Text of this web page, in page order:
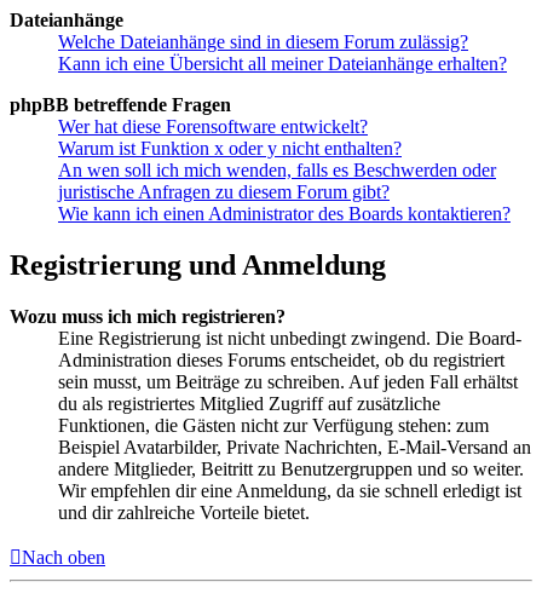
Dateianhänge
Welche Dateianhänge sind in diesem Forum zulässig?
Kann ich eine Übersicht all meiner Dateianhänge erhalten?
phpBB betreffende Fragen
Wer hat diese Forensoftware entwickelt?
Warum ist Funktion x oder y nicht enthalten?
An wen soll ich mich wenden, falls es Beschwerden oder
juristische Anfragen zu diesem Forum gibt?
Wie kann ich einen Administrator des Boards kontaktieren?
Registrierung und Anmeldung
Wozu muss ich mich registrieren?
Eine Registrierung ist nicht unbedingt zwingend. Die Board-
Administration dieses Forums entscheidet, ob du registriert
sein musst, um Beiträge zu schreiben. Auf jeden Fall erhältst
du als registriertes Mitglied Zugriff auf zusätzliche
Funktionen, die Gästen nicht zur Verfügung stehen: zum
Beispiel Avatarbilder, Private Nachrichten, E-Mail-Versand an
andere Mitglieder, Beitritt zu Benutzergruppen und so weiter.
Wir empfehlen dir eine Anmeldung, da sie schnell erledigt ist
und dir zahlreiche Vorteile bietet.
Nach oben